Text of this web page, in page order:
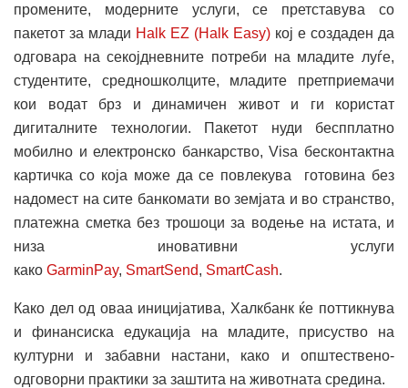
промените, модерните услуги, се претставува со
пакетот за млади Halk EZ (Halk Easy) кој е создаден да
одговара на секојдневните потреби на младите луѓе,
студентите, средношколците, младите претприемачи
кои водат брз и динамичен живот и ги користат
дигиталните технологии. Пакетот нуди беспплатно
мобилно и електронско банкарство, Visa бесконтактна
картичка со која може да се повлекува готовина без
надомест на сите банкомати во земјата и во странство,
платежна сметка без трошоци за водење на истата, и
низа иновативни услуги
како GarminPay, SmartSend, SmartCash.
Како дел од оваа иницијатива, Халкбанк ќе поттикнува
и финансиска едукација на младите, присуство на
културни и забавни настани, како и општествено-
одговорни практики за заштита на животната средина.